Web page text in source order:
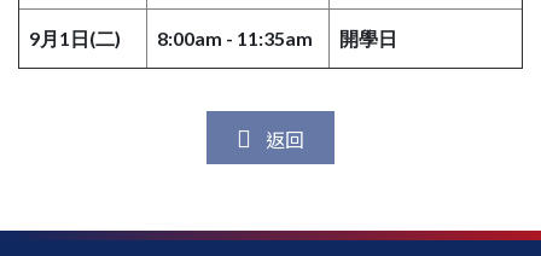
9月1日(二) 8:00am - 11:35am 開學日
返回